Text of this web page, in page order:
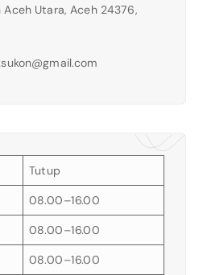
Aceh Utara, Aceh 24376,
Tutup
08.00–16.00
08.00–16.00
08.00–16.00